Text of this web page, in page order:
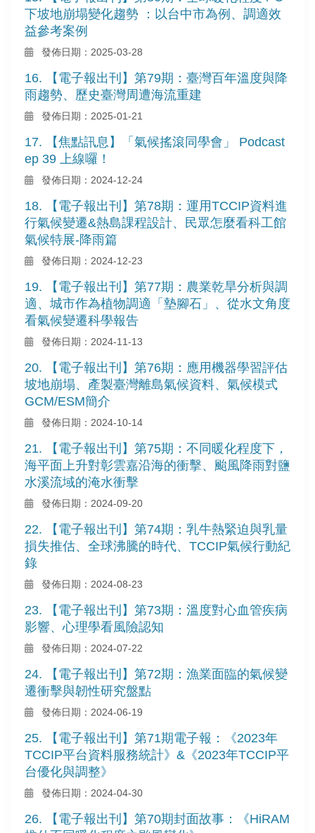
下坡地崩塌變化趨勢 ：以台中市為例、調適效
益參考案例
發佈日期：2025-03-28
16. 【電子報出刊】第79期：臺灣百年溫度與降
雨趨勢、歷史臺灣周遭海流重建
發佈日期：2025-01-21
17. 【焦點訊息】「氣候搖滾同學會」 Podcast
ep 39 上線囉！
發佈日期：2024-12-24
18. 【電子報出刊】第78期：運用TCCIP資料進
行氣候變遷&熱島課程設計、民眾怎麼看科工館
氣候特展-降雨篇
發佈日期：2024-12-23
19. 【電子報出刊】第77期：農業乾旱分析與調
適、城市作為植物調適「墊腳石」、從水文角度
看氣候變遷科學報告
發佈日期：2024-11-13
20. 【電子報出刊】第76期：應用機器學習評估
坡地崩塌、產製臺灣離島氣候資料、氣候模式
GCM/ESM簡介
發佈日期：2024-10-14
21. 【電子報出刊】第75期：不同暖化程度下，
海平面上升對彰雲嘉沿海的衝擊、颱風降雨對鹽
水溪流域的淹水衝擊
發佈日期：2024-09-20
22. 【電子報出刊】第74期：乳牛熱緊迫與乳量
損失推估、全球沸騰的時代、TCCIP氣候行動紀
錄
發佈日期：2024-08-23
23. 【電子報出刊】第73期：溫度對心血管疾病
影響、心理學看風險認知
發佈日期：2024-07-22
24. 【電子報出刊】第72期：漁業面臨的氣候變
遷衝擊與韌性研究盤點
發佈日期：2024-06-19
25. 【電子報出刊】第71期電子報：《2023年
TCCIP平台資料服務統計》&《2023年TCCIP平
台優化與調整》
發佈日期：2024-04-30
26. 【電子報出刊】第70期封面故事：《HiRAM